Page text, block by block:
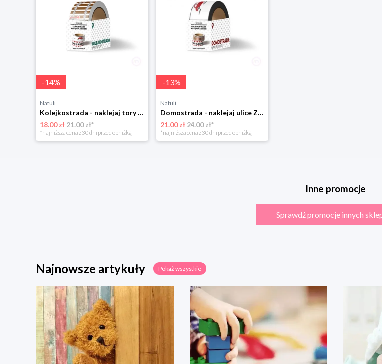
-14%
Natuli
Kolejkostrada - naklejaj tory Zuzutoys
18.00 zł21.00 zł*
*najniższa cena z 30 dni przed obniżką
-13%
Natuli
Domostrada - naklejaj ulice Zuzutoys
21.00 zł24.00 zł*
*najniższa cena z 30 dni przed obniżką
Inne promocje
Sprawdź promocje innych
Najnowsze artykuły Pokaż wszystkie